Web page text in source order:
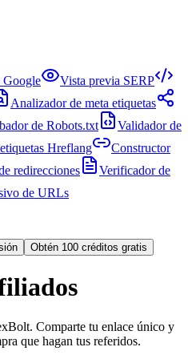
Google
Vista previa SERP
Analizador de meta etiquetas
de Robots.txt
Validador de
Hreflang
Constructor
redirecciones
Verificador de
de URLs
Obtén 100 créditos gratis
Comparte tu enlace único y
que hagan tus referidos.